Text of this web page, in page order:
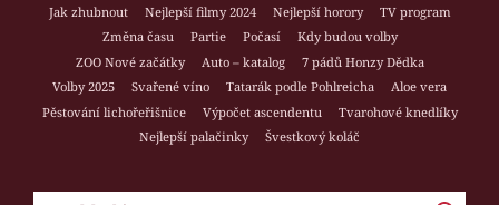
Jak zhubnout Nejlepší filmy 2024 Nejlepší horory
TV program
Změna času
Partie Počasí
Kdy budou volby
ZOO Nové začátky
Auto – katalog
7 pádů Honzy Dědka
Volby 2025
Svařené víno Tatarák podle Pohlreicha
Aloe vera
Pěstování lichořeřišnice
Výpočet ascendentu
Tvarohové knedlíky
Nejlepší palačinky
Švestkový koláč